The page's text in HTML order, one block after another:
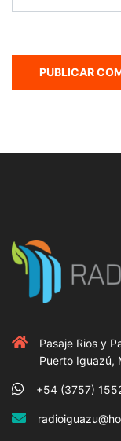
Pasaje Rios y
Puerto Iguazú,
+54 (3757)